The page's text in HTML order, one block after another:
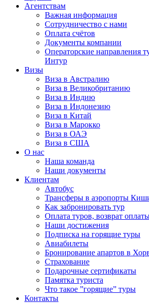
Агентствам
Важная информация
Сотрудничество с нами
Оплата счётов
Документы компании
Операторские направления
Интур
Визы
Виза в Австралию
Виза в Великобританию
Виза в Индию
Виза в Индонезию
Виза в Китай
Виза в Марокко
Виза в ОАЭ
Виза в США
О нас
Наша команда
Наши документы
Клиентам
Автобус
Трансферы в аэропорты
Как забронировать тур
Оплата туров, возврат
Наши достижения
Подписка на горящие туры
Авиабилеты
Бронирование апартов в
Страхование
Подарочные сертификаты
Памятка туриста
Что такое ”горящие” туры
Контакты